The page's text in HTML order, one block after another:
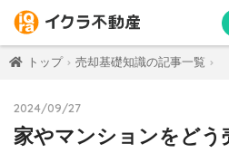
トップ 売却基礎知識の記事一覧
2024/09/27
家やマンションをどう